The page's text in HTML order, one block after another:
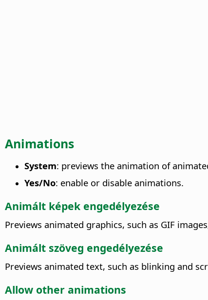
Animations
System: previews the animation of
Yes/No: enable or disable animations.
Animált képek engedélyezése
Previews animated graphics, such as GIF
Animált szöveg engedélyezése
Previews animated text, such as blinking and
Allow other animations